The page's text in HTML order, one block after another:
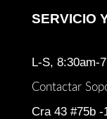
SERVICIO
L-S, 8:30am-
Contactar
Cra 43 #75b